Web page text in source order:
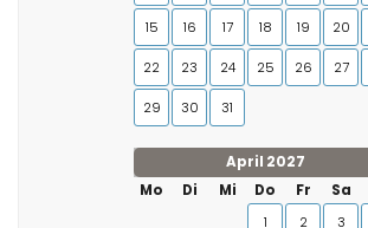
15 16 17 18 19 20
22 23 24 25 26 27
29 30 31
April 2027
Mo
Di Mi Do Fr Sa
1
2 3